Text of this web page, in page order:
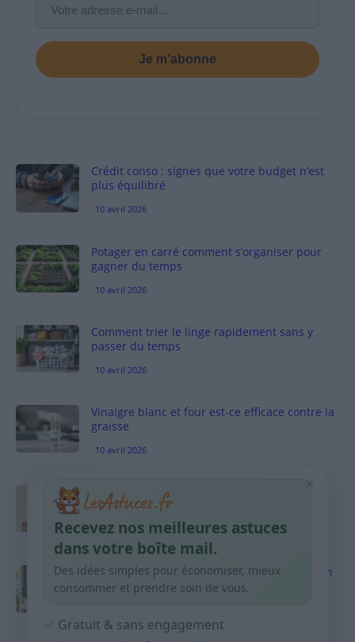
Je m’abonne
Crédit conso : signes que votre budget n’est
plus équilibré
10 avril 2026
Potager en carré comment s’organiser pour
gagner du temps
10 avril 2026
Comment trier le linge rapidement sans y
passer du temps
10 avril 2026
Vinaigre blanc et four est-ce efficace contre la
graisse
10 avril 2026
Taches pigmentaires : routine simple +
habitudes qui aident
9 avril 2026
Produits ménagers : comment économiser en
courses sans acheter 10 sprays
×
Recevez nos meilleures astuces
dans votre boîte mail.
Des idées simples pour économiser, mieux
consommer et prendre soin de vous.
✅ Gratuit & sans engagement